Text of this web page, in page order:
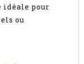
idéale pour
ou